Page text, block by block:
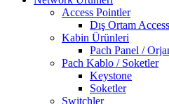
Access Pointler
Dış Ortam
Kabin Ürünleri
Pach Panel /
Pach Kablo / Soketler
Keystone
Soketler
Switchler